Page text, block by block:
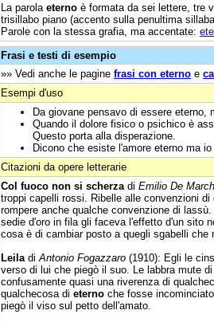
La parola eterno è formata da sei lettere, tre
trisillabo piano (accento sulla penultima
Parole con la stessa grafia, ma accentate:
Frasi e testi di esempio
»» Vedi anche le pagine frasi con eterno e
Esempi d'uso
Da giovane pensavo di essere eterno,
Quando il dolore fisico o psichico è
Questo porta alla disperazione.
Dicono che esiste l'amore eterno ma io
Citazioni da opere letterarie
Col fuoco non si scherza di Emilio De
troppi capelli rossi. Ribelle alle convenzioni
rompere anche qualche convenzione di
sedie d'oro in fila gli faceva l'effetto d'un
cosa è di cambiar posto a quegli sgabelli che
Leila di Antonio Fogazzaro (1910): Egli le
verso di lui che piegò il suo. Le labbra mute
confusamente quasi una riverenza di
qualchecosa di eterno che fosse
piegò il viso sul petto dell'amato.